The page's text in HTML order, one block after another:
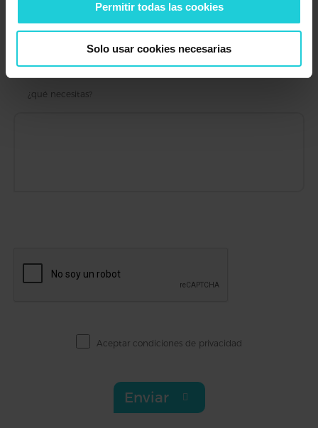
Permitir todas las cookies
Solo usar cookies necesarias
¿qué necesitas?
Aceptar condiciones de privacidad